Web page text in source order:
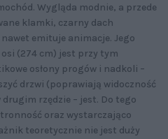
Wygląda modnie, a przede
klamki, czarny dach
emituje animacje. Jego
(274 cm) jest przy tym
osłony progów i nadkoli –
drzwi (poprawiają widoczność
drugim rzędzie – jest. Do tego
oraz wystarczająco
teoretycznie nie jest duży